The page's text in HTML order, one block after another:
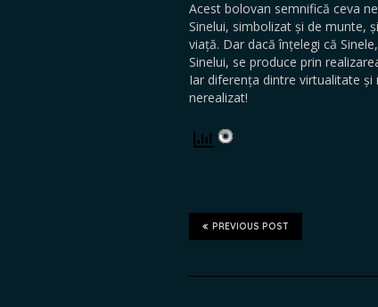
Acest bolovan semnifică ceva
Sinelui, simbolizat și de munte,
viață. Dar dacă înțelegi că
Sinelui, se produce prin
Iar diferența dintre virtualitate
nerealizat!
PREVIOUS POST